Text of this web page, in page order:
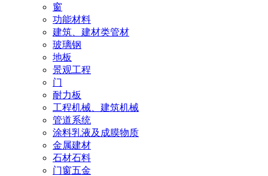
窗
功能材料
建筑、建材类管材
玻璃钢
地板
景观工程
门
耐力板
工程机械、建筑机械
管道系统
涂料乳液及成膜物质
金属建材
石材石料
门窗五金